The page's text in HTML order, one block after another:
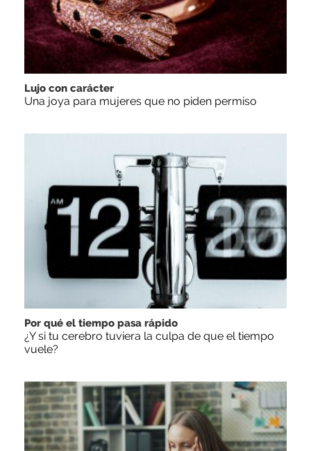
Lujo con carácter
Una joya para mujeres que no piden permiso
Por qué el tiempo pasa rápido
¿Y si tu cerebro tuviera la culpa de que el tiempo
vuele?